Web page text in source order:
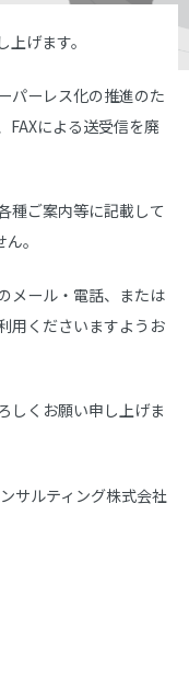
げます。
パーレス化の推進のた
FAXによる送受信を廃
種ご案内等に記載して
。
メール・電話、または
用くださいますようお
しくお願い申し上げま
サルティング株式会社